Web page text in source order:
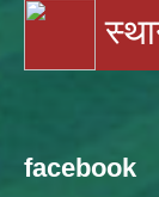
facebook